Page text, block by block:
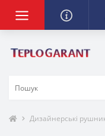
Дизайнерські